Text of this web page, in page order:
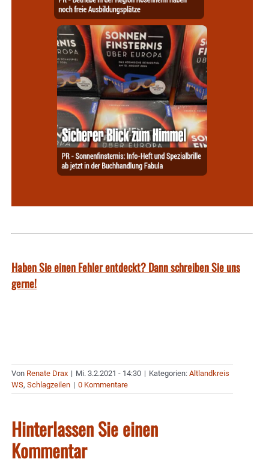
Haben Sie einen Fehler entdeckt? Dann schreiben Sie uns
gerne!
Von Renate Drax | Mi. 3.2.2021 - 14:30 | Kategorien: Altlandkreis
WS, Schlagzeilen | 0 Kommentare
Hinterlassen Sie einen
Kommentar